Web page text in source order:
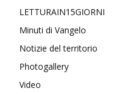
LETTURAIN15GIORNI
Minuti di Vangelo
Notizie del territorio
Photogallery
Video